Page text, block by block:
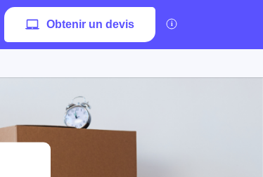
Obtenir un devis